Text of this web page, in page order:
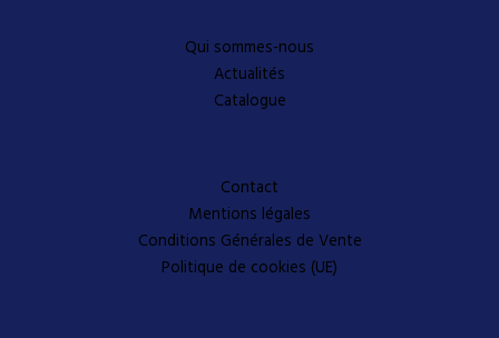
Qui sommes-nous
Actualités
Catalogue
Contact
Mentions légales
Conditions Générales de Vente
Politique de cookies (UE)